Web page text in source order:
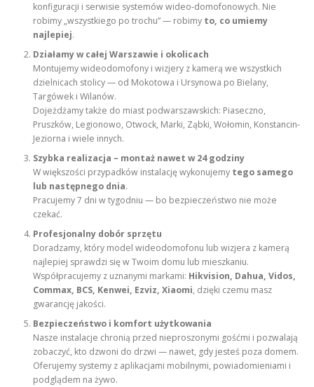
konfiguracji i serwisie systemów wideo-domofonowych. Nie
robimy „wszystkiego po trochu” — robimy to, co umiemy
najlepiej.
Działamy w całej Warszawie i okolicach
Montujemy wideodomofony i wizjery z kamerą we wszystkich
dzielnicach stolicy — od Mokotowa i Ursynowa po Bielany,
Targówek i Wilanów.
Dojeżdżamy także do miast podwarszawskich: Piaseczno,
Pruszków, Legionowo, Otwock, Marki, Ząbki, Wołomin, Konstancin-
Jeziorna i wiele innych.
Szybka realizacja – montaż nawet w 24 godziny
W większości przypadków instalację wykonujemy tego samego
lub następnego dnia.
Pracujemy 7 dni w tygodniu — bo bezpieczeństwo nie może
czekać.
Profesjonalny dobór sprzętu
Doradzamy, który model wideodomofonu lub wizjera z kamerą
najlepiej sprawdzi się w Twoim domu lub mieszkaniu.
Współpracujemy z uznanymi markami: Hikvision, Dahua, Vidos,
Commax, BCS, Kenwei, Ezviz, Xiaomi, dzięki czemu masz
gwarancję jakości.
Bezpieczeństwo i komfort użytkowania
Nasze instalacje chronią przed nieproszonymi gośćmi i pozwalają
zobaczyć, kto dzwoni do drzwi — nawet, gdy jesteś poza domem.
Oferujemy systemy z aplikacjami mobilnymi, powiadomieniami i
podglądem na żywo.